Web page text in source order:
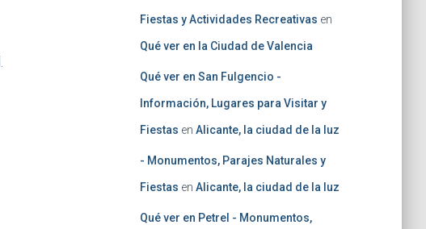
Fiestas y Actividades Recreativas en
Qué ver en la Ciudad de Valencia
Qué ver en San Fulgencio -
Información, Lugares para Visitar y
Fiestas en Alicante, la ciudad de la luz
- Monumentos, Parajes Naturales y
Fiestas en Alicante, la ciudad de la luz
Qué ver en Petrel - Monumentos,